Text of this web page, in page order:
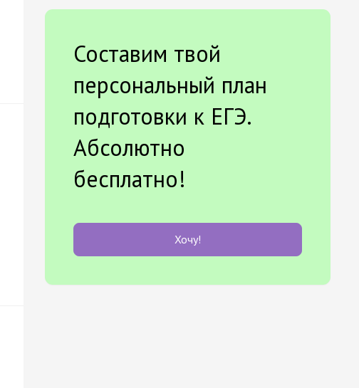
Составим твой
персональный план
подготовки к ЕГЭ.
Абсолютно
бесплатно!
Хочу!